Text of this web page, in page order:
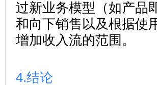
过新业务模型（如产品
和向下销售以及根据使
增加收入流的范围。
4.结论